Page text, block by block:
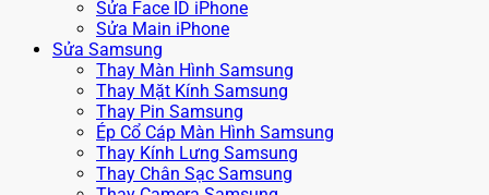
Sửa Face ID iPhone
Sửa Main iPhone
Sửa Samsung
Thay Màn Hình Samsung
Thay Mặt Kính Samsung
Thay Pin Samsung
Ép Cổ Cáp Màn Hình Samsung
Thay Kính Lưng Samsung
Thay Chân Sạc Samsung